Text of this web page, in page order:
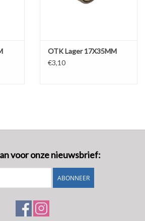
OTK Lager 17X35MM
€3,10
voor onze nieuwsbrief:
ABONNEER